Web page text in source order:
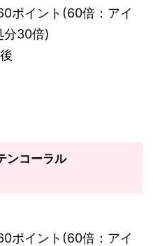
ポイント(60倍：アイ
分30倍)
ンコーラル
ポイント(60倍：アイ